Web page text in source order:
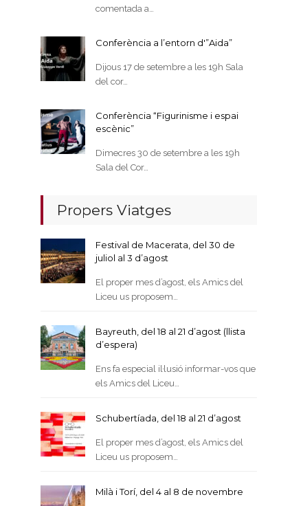
comentada a…
Conferència a l’entorn d'”Aida”
Dijous 17 de setembre a les 19h Sala
del cor…
Conferència “Figurinisme i espai
escènic”
Dimecres 30 de setembre a les 19h
Sala del Cor…
Propers Viatges
Festival de Macerata, del 30 de
juliol al 3 d’agost
El proper mes d’agost, els Amics del
Liceu us proposem…
Bayreuth, del 18 al 21 d’agost (llista
d’espera)
Ens fa especial il·lusió informar-vos que
els Amics del Liceu…
Schubertíada, del 18 al 21 d’agost
El proper mes d’agost, els Amics del
Liceu us proposem…
Milà i Torí, del 4 al 8 de novembre